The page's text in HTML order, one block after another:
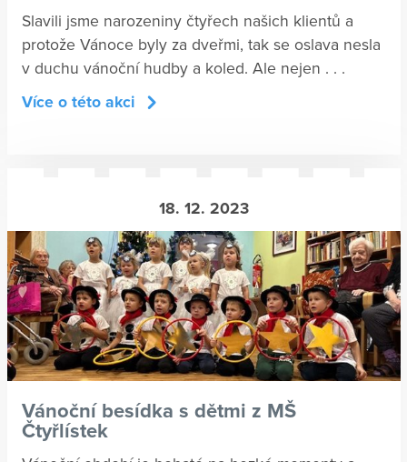
Slavili jsme narozeniny čtyřech našich klientů a
protože Vánoce byly za dveřmi, tak se oslava nesla
v duchu vánoční hudby a koled. Ale nejen . . .
Více o této akci
18. 12. 2023
Vánoční besídka s dětmi z MŠ
Čtyřlístek